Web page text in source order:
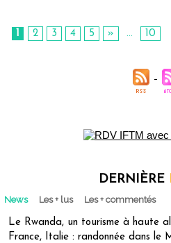
1 2 3 4 5 » ... 10
DERNIÈRE
News Les + lus Les + commentés
Le Rwanda, un tourisme à haute
France, Italie : randonnée dans le